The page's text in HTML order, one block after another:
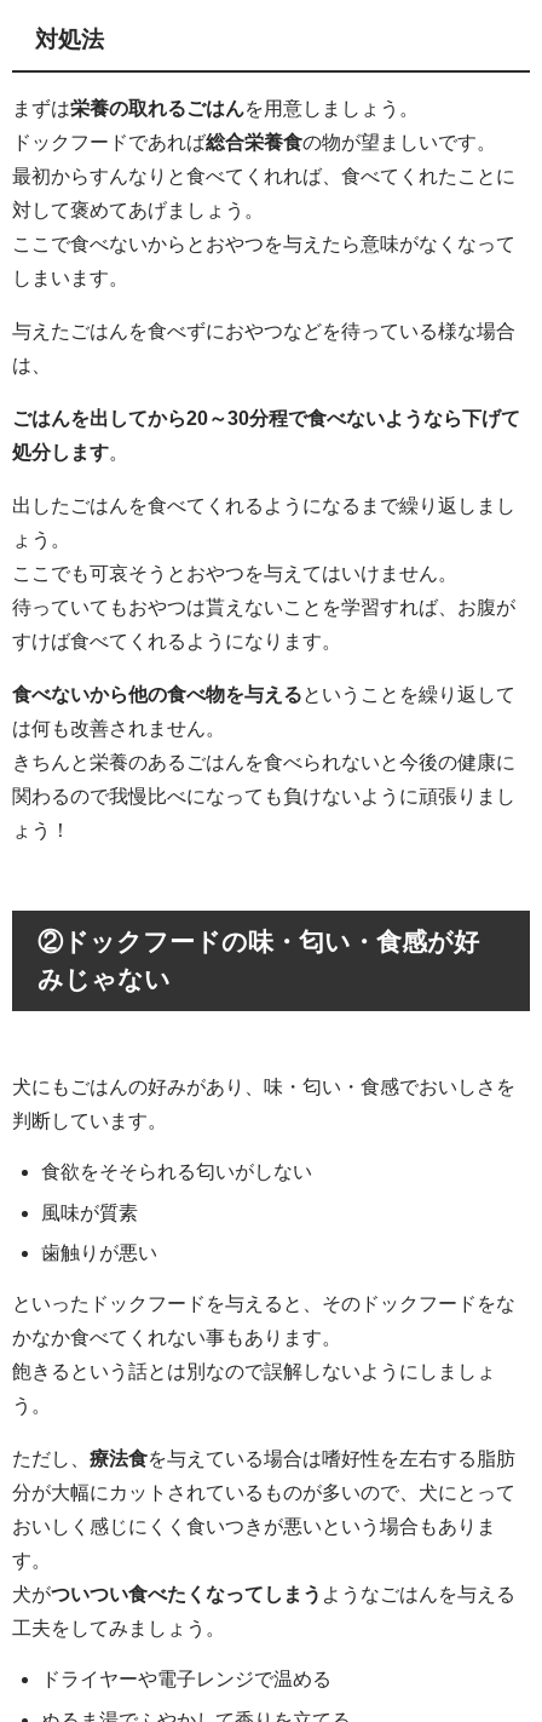
対処法
まずは栄養の取れるごはんを用意しましょう。
ドックフードであれば総合栄養食の物が望ましいです。
最初からすんなりと食べてくれれば、食べてくれたことに
対して褒めてあげましょう。
ここで食べないからとおやつを与えたら意味がなくなって
しまいます。
与えたごはんを食べずにおやつなどを待っている様な場合
は、
ごはんを出してから20～30分程で食べないようなら下げて
処分します
出したごはんを食べてくれるようになるまで繰り返しまし
ょう。
ここでも可哀そうとおやつを与えてはいけません。
待っていてもおやつは貰えないことを学習すれば、お腹が
すけば食べてくれるようになります。
食べないから他の食べ物を与える ということを繰り返して
は何も改善されません。
きちんと栄養のあるごはんを食べられないと今後の健康に
関わるので我慢比べになっても負けないように頑張りまし
ょう！
②ドックフードの味・匂い・食感が好
みじゃない
犬にもごはんの好みがあり、味・匂い・食感でおいしさを
判断しています。
食欲をそそられる匂いがしない
風味が質素
歯触りが悪い
といったドックフードを与えると、そのドックフードをな
かなか食べてくれない事もあります。
飽きるという話とは別なので誤解しないようにしましょ
う。
ただし、 療法食を与えている場合は嗜好性を左右する脂肪
分が大幅にカットされているものが多いので、犬にとって
おいしく感じにくく食いつきが悪いという場合もありま
す。
犬がついつい食べたくなってしまう ようなごはんを与える
工夫をしてみましょう。
ドライヤーや電子レンジで温める